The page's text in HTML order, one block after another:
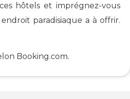
hôtels et imprégnez-vous
paradisiaque a à offrir.
Booking.com.